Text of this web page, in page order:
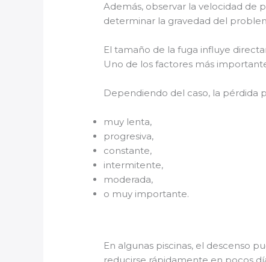
Además, observar la velocidad de
determinar la gravedad del
El tamaño de la fuga influye
Uno de los factores más
Dependiendo del caso, la pérdida
muy lenta,
progresiva,
constante,
intermitente,
moderada,
o muy importante.
En algunas piscinas, el descenso
reducirse rápidamente en pocos